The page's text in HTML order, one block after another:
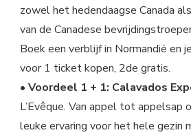
zowel het hedendaagse Canada
van de Canadese
Boek een verblijf in Normandië en
voor 1 ticket kopen, 2de gratis.
• Voordeel 1 + 1: Calavados
L’Evêque. Van appel tot appelsap
leuke ervaring voor het hele gezin